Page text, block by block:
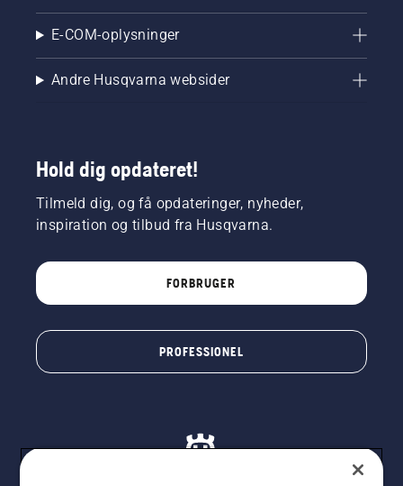
E-COM-oplysninger
Andre Husqvarna websider
Hold dig opdateret!
Tilmeld dig, og få opdateringer, nyheder,
inspiration og tilbud fra Husqvarna.
FORBRUGER
PROFESSIONEL